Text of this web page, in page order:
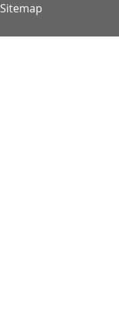
Sitemap